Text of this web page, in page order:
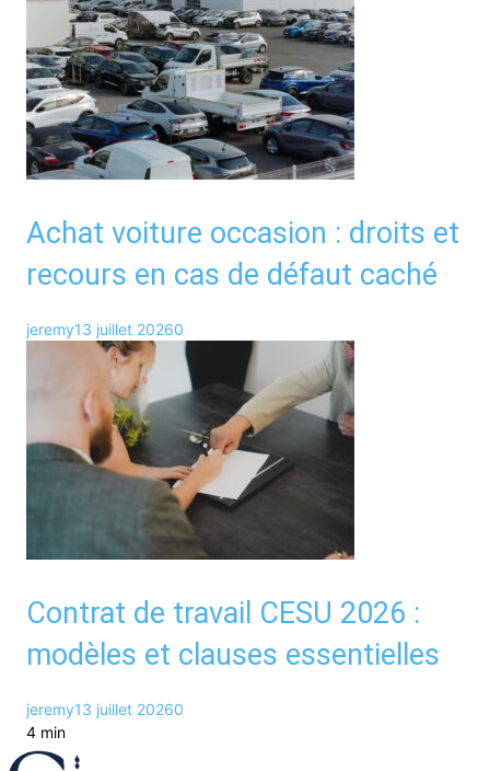
Achat voiture occasion : droits et
recours en cas de défaut caché
jeremy13 juillet 20260
Contrat de travail CESU 2026 :
modèles et clauses essentielles
jeremy13 juillet 20260
4 min